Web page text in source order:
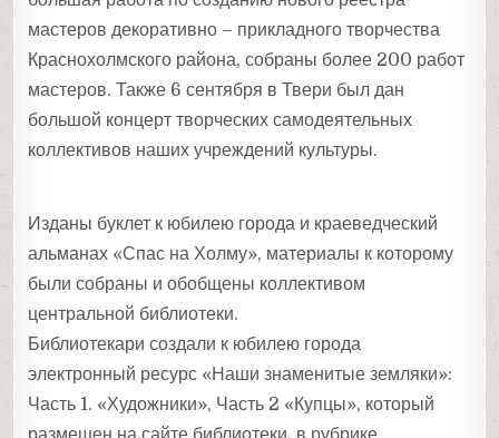
мастеров декоративно – прикладного творчества
Краснохолмского района, собраны более 200 работ
мастеров. Также 6 сентября в Твери был дан
большой концерт творческих самодеятельных
коллективов наших учреждений культуры.
Изданы буклет к юбилею города и краеведческий
альманах «Спас на Холму», материалы к которому
были собраны и обобщены коллективом
центральной библиотеки.
Библиотекари создали к юбилею города
электронный ресурс «Наши знаменитые земляки»:
Часть 1. «Художники», Часть 2 «Купцы», который